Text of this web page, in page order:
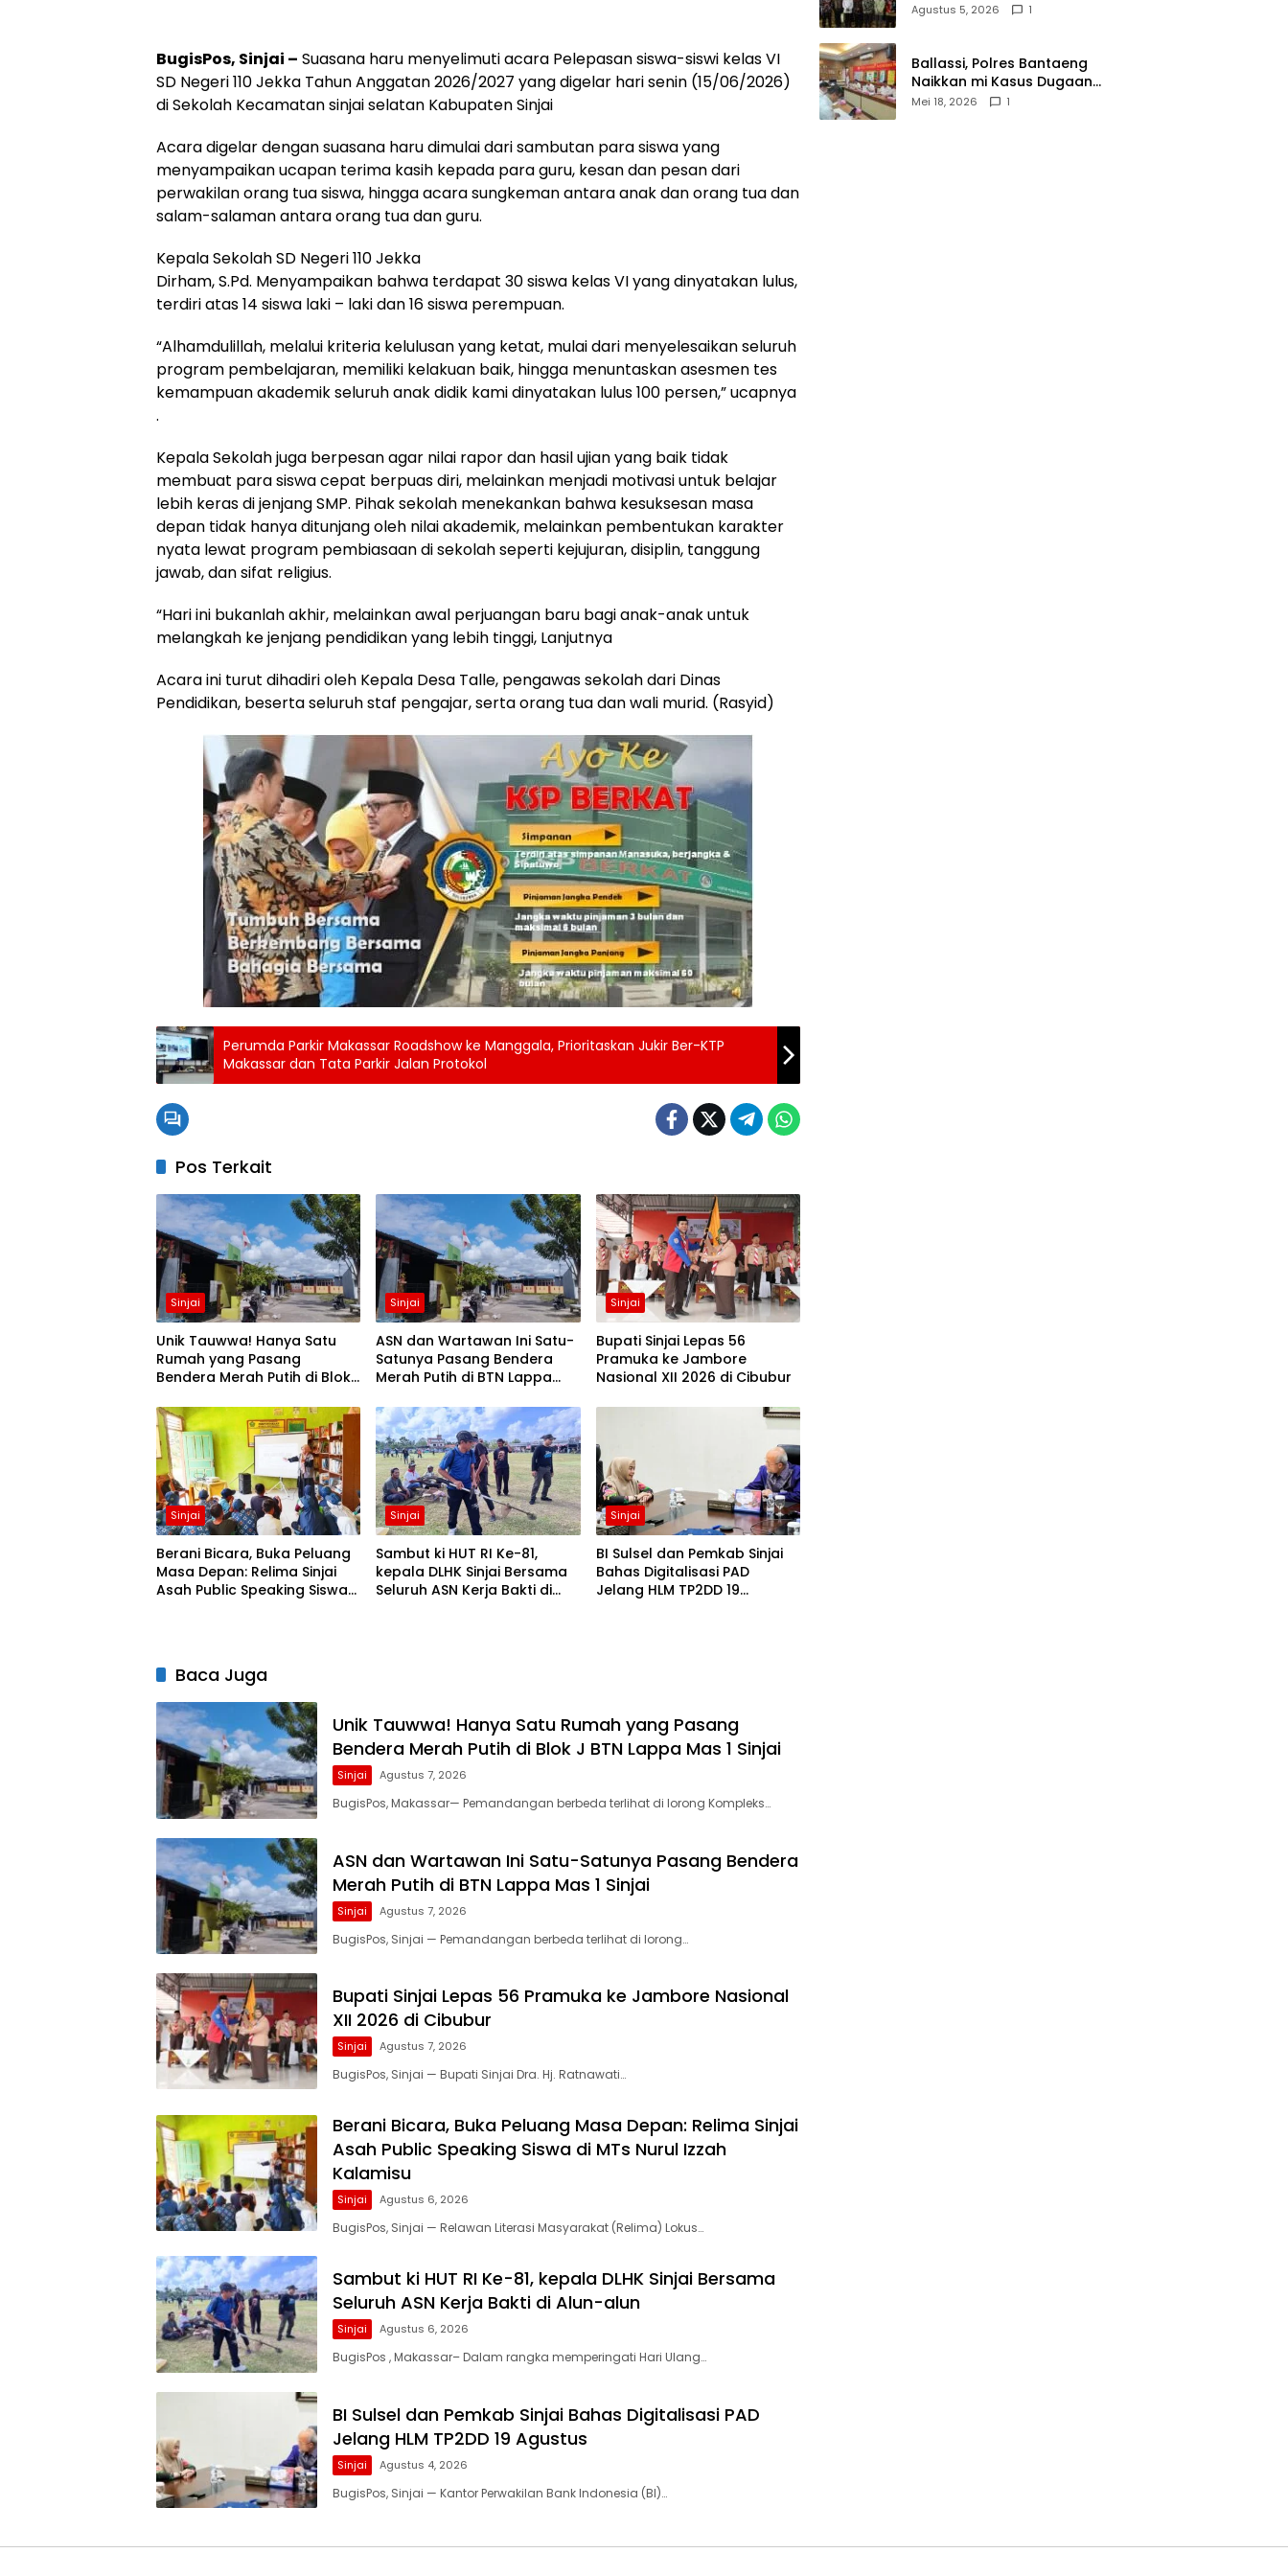
BugisPos, Sinjai – Suasana haru menyelimuti acara Pelepasan siswa-siswi kelas VI
SD Negeri 110 Jekka Tahun Anggatan 2026/2027 yang digelar hari senin (15/06/2026)
di Sekolah Kecamatan sinjai selatan Kabupaten Sinjai
Acara digelar dengan suasana haru dimulai dari sambutan para siswa yang
menyampaikan ucapan terima kasih kepada para guru, kesan dan pesan dari
perwakilan orang tua siswa, hingga acara sungkeman antara anak dan orang tua dan
salam-salaman antara orang tua dan guru.
Kepala Sekolah SD Negeri 110 Jekka
Dirham, S.Pd. Menyampaikan bahwa terdapat 30 siswa kelas VI yang dinyatakan lulus,
terdiri atas 14 siswa laki – laki dan 16 siswa perempuan.
“Alhamdulillah, melalui kriteria kelulusan yang ketat, mulai dari menyelesaikan seluruh
program pembelajaran, memiliki kelakuan baik, hingga menuntaskan asesmen tes
kemampuan akademik seluruh anak didik kami dinyatakan lulus 100 persen,” ucapnya
.
Kepala Sekolah juga berpesan agar nilai rapor dan hasil ujian yang baik tidak
membuat para siswa cepat berpuas diri, melainkan menjadi motivasi untuk belajar
lebih keras di jenjang SMP. Pihak sekolah menekankan bahwa kesuksesan masa
depan tidak hanya ditunjang oleh nilai akademik, melainkan pembentukan karakter
nyata lewat program pembiasaan di sekolah seperti kejujuran, disiplin, tanggung
jawab, dan sifat religius.
“Hari ini bukanlah akhir, melainkan awal perjuangan baru bagi anak-anak untuk
melangkah ke jenjang pendidikan yang lebih tinggi, Lanjutnya
Acara ini turut dihadiri oleh Kepala Desa Talle, pengawas sekolah dari Dinas
Pendidikan, beserta seluruh staf pengajar, serta orang tua dan wali murid. (Rasyid)
Perumda Parkir Makassar Roadshow ke Manggala, Prioritaskan Jukir Ber-KTP
Makassar dan Tata Parkir Jalan Protokol
Pos Terkait
Sinjai
Unik Tauwwa! Hanya Satu
Rumah yang Pasang
Bendera Merah Putih di Blok
Sinjai
ASN dan Wartawan Ini Satu-
Satunya Pasang Bendera
Merah Putih di BTN Lappa
Sinjai
Bupati Sinjai Lepas 56
Pramuka ke Jambore
Nasional XII 2026 di Cibubur
Sinjai
Berani Bicara, Buka Peluang
Masa Depan: Relima Sinjai
Asah Public Speaking Siswa
Sinjai
Sambut ki HUT RI Ke-81,
kepala DLHK Sinjai Bersama
Seluruh ASN Kerja Bakti di
Sinjai
BI Sulsel dan Pemkab Sinjai
Bahas Digitalisasi PAD
Jelang HLM TP2DD 19
Baca Juga
Unik Tauwwa! Hanya Satu Rumah yang Pasang
Bendera Merah Putih di Blok J BTN Lappa Mas 1 Sinjai
Sinjai Agustus 7, 2026
BugisPos, Makassar— Pemandangan berbeda terlihat di lorong Kompleks…
ASN dan Wartawan Ini Satu-Satunya Pasang Bendera
Merah Putih di BTN Lappa Mas 1 Sinjai
Sinjai Agustus 7, 2026
BugisPos, Sinjai — Pemandangan berbeda terlihat di lorong…
Bupati Sinjai Lepas 56 Pramuka ke Jambore Nasional
XII 2026 di Cibubur
Sinjai Agustus 7, 2026
BugisPos, Sinjai — Bupati Sinjai Dra. Hj. Ratnawati…
Berani Bicara, Buka Peluang Masa Depan: Relima Sinjai
Asah Public Speaking Siswa di MTs Nurul Izzah
Kalamisu
Sinjai Agustus 6, 2026
BugisPos, Sinjai — Relawan Literasi Masyarakat (Relima) Lokus…
Sambut ki HUT RI Ke-81, kepala DLHK Sinjai Bersama
Seluruh ASN Kerja Bakti di Alun-alun
Sinjai Agustus 6, 2026
BugisPos , Makassar– Dalam rangka memperingati Hari Ulang…
BI Sulsel dan Pemkab Sinjai Bahas Digitalisasi PAD
Jelang HLM TP2DD 19 Agustus
Sinjai Agustus 4, 2026
BugisPos, Sinjai — Kantor Perwakilan Bank Indonesia (BI)…
Wasathiyah dan Kebangsaan
Agustus 5, 2026 1
Ballassi, Polres Bantaeng
Naikkan mi Kasus Dugaan
Korupsi PDAM ke Penyidikan
Mei 18, 2026 1